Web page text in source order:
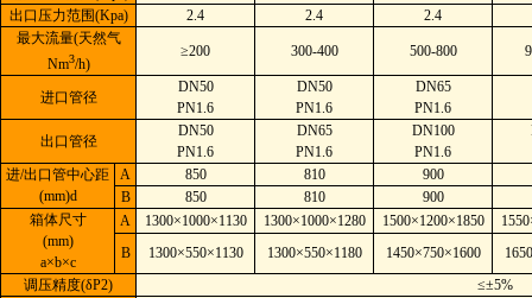
出口压力范围(Kpa)
2.4 2.4
2.4
最大流量(天然气
Nm3/h)
≥200 300-400 500-800
进口管径
DN50
PN1.6
DN50
PN1.6
DN65
PN1.6
出口管径
DN50
PN1.6
DN65
PN1.6
DN100
PN1.6
进/出口管中心距
(mm)d
A 850 810
900
B
850 810
900
箱体尺寸
(mm)
a×b×c
A 1300×1000×1130 1300×1000×1280 1500×1200×1850
B
1300×550×1130 1300×550×1180 1450×750×1600
调压精度(δP2)
≤±5%